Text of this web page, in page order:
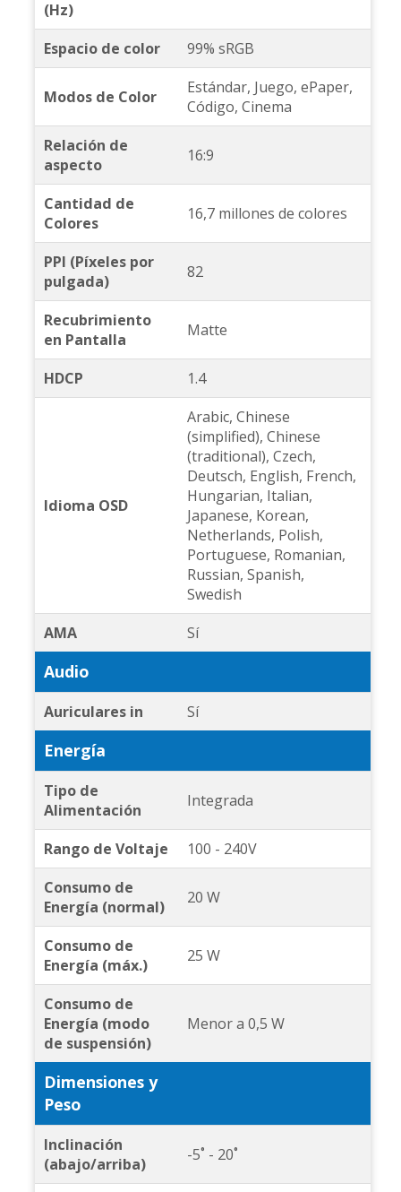
(Hz)
Espacio de color 99% sRGB
Modos de Color
Estándar, Juego, ePaper,
Código, Cinema
Relación de
aspecto
16:9
Cantidad de
Colores
16,7 millones de colores
PPI (Píxeles por
pulgada)
82
Recubrimiento
en Pantalla
Matte
HDCP 1.4
Idioma OSD
Arabic, Chinese
(simplified), Chinese
(traditional), Czech,
Deutsch, English, French,
Hungarian, Italian,
Japanese, Korean,
Netherlands, Polish,
Portuguese, Romanian,
Russian, Spanish,
Swedish
AMA
Sí
Audio
Auriculares in Sí
Energía
Tipo de
Alimentación
Integrada
Rango de Voltaje
100 - 240V
Consumo de
Energía (normal)
20 W
Consumo de
Energía (máx.)
25 W
Consumo de
Energía (modo
de suspensión)
Menor a 0,5 W
Dimensiones y
Peso
Inclinación
(abajo/arriba)
-5˚ - 20˚